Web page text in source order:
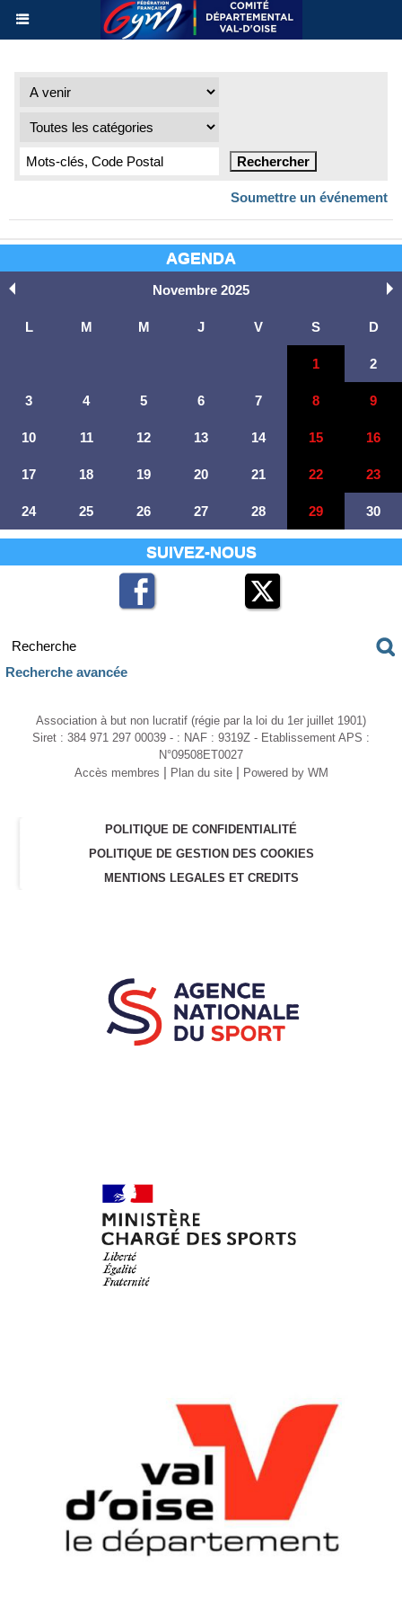
AGENDA
Novembre 2025
L M M J V S D
1 2
3 4 5 6 7 8 9
10 11 12 13 14 15 16
17 18 19 20 21 22 23
24 25 26 27 28 29 30
SUIVEZ-NOUS
Recherche avancée
Soumettre un événement
Association à but non lucratif (régie par la loi du 1er juillet 1901)
Siret : 384 971 297 00039 - : NAF : 9319Z - Etablissement APS :
N°09508ET0027
Accès membres | Plan du site | Powered by WM
POLITIQUE DE CONFIDENTIALITÉ
POLITIQUE DE GESTION DES COOKIES
MENTIONS LEGALES ET CREDITS